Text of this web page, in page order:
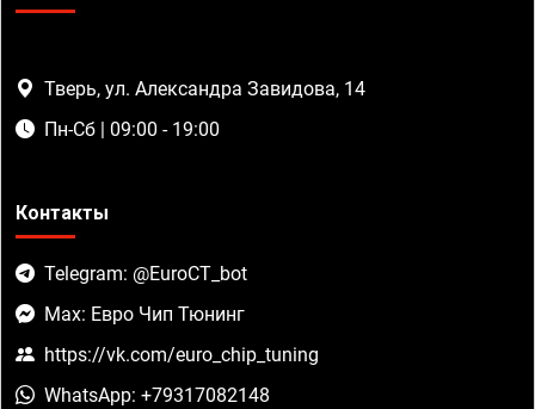
Тверь, ул. Александра Завидова, 14
Пн-Сб | 09:00 - 19:00
Контакты
Telegram: @EuroCT_bot
Max: Евро Чип Тюнинг
https://vk.com/euro_chip_tuning
WhatsApp: +79317082148